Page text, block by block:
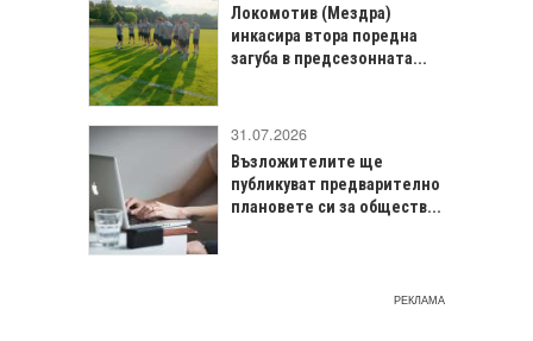
Локомотив (Мездра)
инкасира втора поредна
загуба в предсезонната...
31.07.2026
Възложителите ще
публикуват предварително
плановете си за обществ...
РЕКЛАМА